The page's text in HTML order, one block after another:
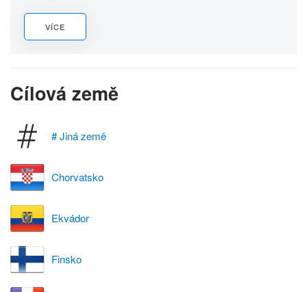
VÍCE
Cílová země
# Jiná země
Chorvatsko
Ekvádor
Finsko